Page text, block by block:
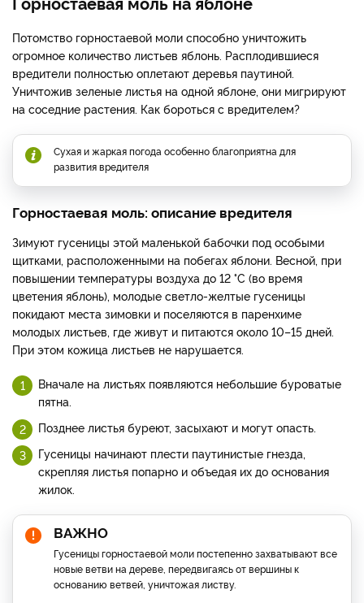
Потомство горностаевой моли способно уничтожить
огромное количество листьев яблонь. Расплодившиеся
вредители полностью оплетают деревья паутиной.
Уничтожив зеленые листья на одной яблоне, они мигрируют
на соседние растения. Как бороться с вредителем?
Сухая и жаркая погода особенно благоприятна для
развития вредителя
Горностаевая моль: описание вредителя
Зимуют гусеницы этой маленькой бабочки под особыми
щитками, расположенными на побегах яблони. Весной, при
повышении температуры воздуха до 12 °С (во время
цветения яблонь), молодые светло-желтые гусеницы
покидают места зимовки и поселяются в паренхиме
молодых листьев, где живут и питаются около 10–15 дней.
При этом кожица листьев не нарушается.
Вначале на листьях появляются небольшие буроватые
пятна.
Позднее листья буреют, засыхают и могут опасть.
Гусеницы начинают плести паутинистые гнезда,
скрепляя листья попарно и объедая их до основания
жилок.
ВАЖНО
Гусеницы горностаевой моли постепенно захватывают все
новые ветви на дереве, передвигаясь от вершины к
основанию ветвей, уничтожая листву.